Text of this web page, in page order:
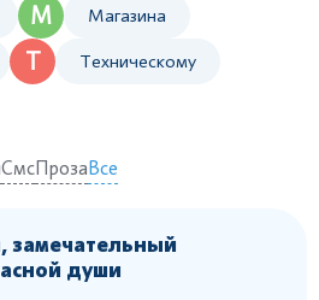
М Магазина
Т Техническому
СмсПрозаВсе
замечательный
души